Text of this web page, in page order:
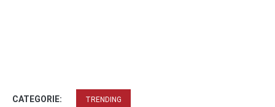
CATEGORIE: TRENDING